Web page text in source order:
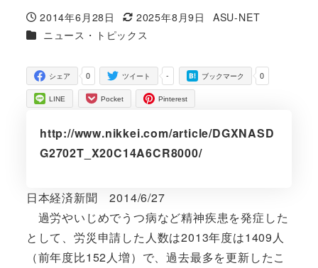
投稿日
2014年6月28日
更新日
2025年8月9日
著
ASU-NET
カテゴリー
ニュース・トピックス
0
シェア -
ツイート 0
ブックマーク
LINE Pocket Pinterest
http://www.nikkei.com/article/DGXNASD
G2702T_X20C14A6CR8000/
日本経済新聞 2014/6/27
過労やいじめでうつ病など精神疾患を発症した
として、労災申請した人数は2013年度は1409人
（前年度比152人増）で、過去最多を更新したこ